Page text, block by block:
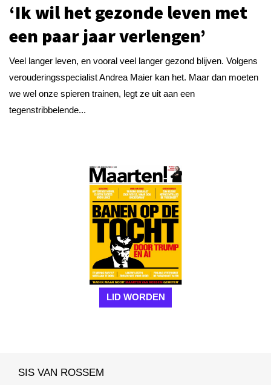
‘Ik wil het gezonde leven met
een paar jaar verlengen’
Veel langer leven, en vooral veel langer gezond blijven. Volgens
verouderingsspecialist Andrea Maier kan het. Maar dan moeten
we wel onze spieren trainen, legt ze uit aan een
tegenstribbelende...
LID WORDEN
SIS VAN ROSSEM